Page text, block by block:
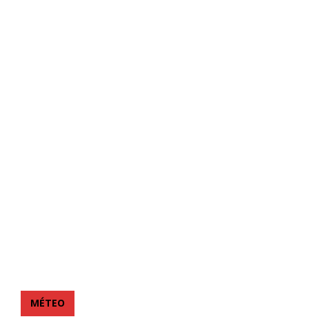
MÉTEO